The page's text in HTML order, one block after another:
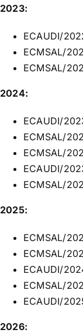
2023:
ECAUDI/
ECMSAL/
ECMSAL/
2024:
ECAUDI/
ECMSAL/
ECMSAL/
ECAUDI/
ECMSAL/
2025:
ECMSAL/
ECMSAL/
ECAUDI/
ECMSAL/
ECAUDI/
2026: